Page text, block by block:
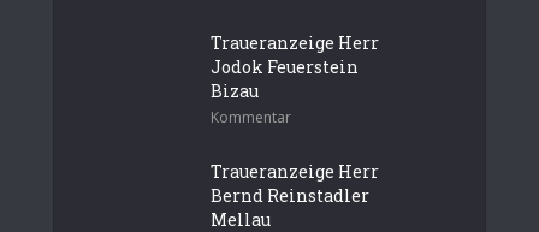
Traueranzeige Herr
Jodok Feuerstein
Bizau
Kommentar
Traueranzeige Herr
Bernd Reinstadler
Mellau